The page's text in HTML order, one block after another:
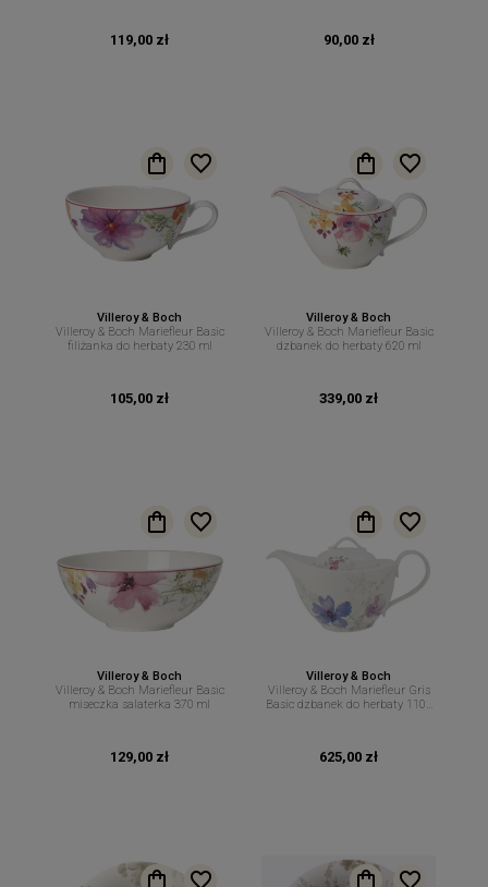
119,00 zł 90,00 zł
Villeroy & Boch
Villeroy & Boch Mariefleur Basic
filiżanka do herbaty 230 ml
105,00 zł
Villeroy & Boch
Villeroy & Boch Mariefleur Basic
dzbanek do herbaty 620 ml
339,00 zł
Villeroy & Boch
Villeroy & Boch Mariefleur Basic
miseczka salaterka 370 ml
129,00 zł
Villeroy & Boch
Villeroy & Boch Mariefleur Gris
Basic dzbanek do herbaty 1100
625,00 zł